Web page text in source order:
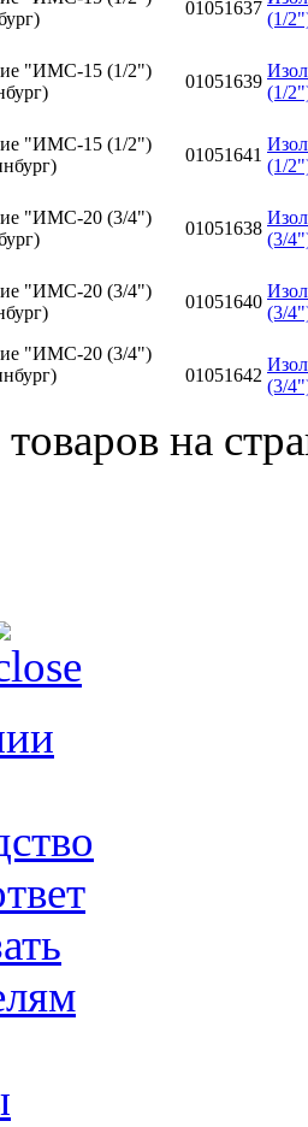
01051637
(1/
01051639
(1/
01051641
(1/
01051638
(3/
01051640
(3/
01051642
(3/
на